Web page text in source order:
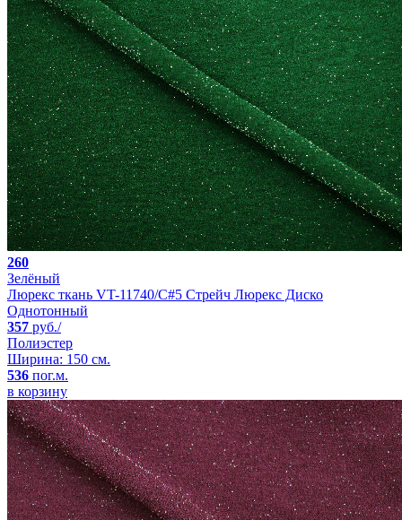
260
Зелёный
Люрекс ткань VT-11740/C#5 Стрейч Люрекс Диско
Однотонный
357 руб./
Полиэстер
Ширина: 150 см.
536 пог.м.
в корзину